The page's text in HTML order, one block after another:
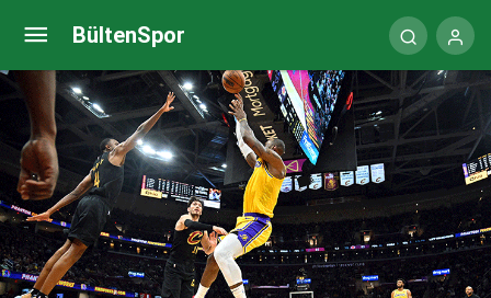
BültenSpor
Galatasaray Tekerlekli Sandalye Basketbol Takımı
durdurulamıyor